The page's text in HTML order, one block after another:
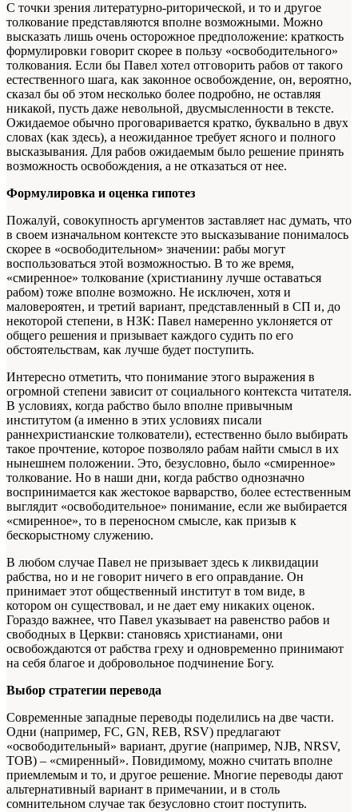
С точки зрения литературно-риторической, и то и другое
толкование представляются вполне возможными. Можно
высказать лишь очень осторожное предположение: краткость
формулировки говорит скорее в пользу «освободительного»
толкования. Если бы Павел хотел отговорить рабов от такого
естественного шага, как законное освобождение, он, вероятно,
сказал бы об этом несколько более подробно, не оставляя
никакой, пусть даже невольной, двусмысленности в тексте.
Ожидаемое обычно проговаривается кратко, буквально в двух
словах (как здесь), а неожиданное требует ясного и полного
высказывания. Для рабов ожидаемым было решение принять
возможность освобождения, а не отказаться от нее.
Формулировка и оценка гипотез
Пожалуй, совокупность аргументов заставляет нас думать, что
в своем изначальном контексте это высказывание понималось
скорее в «освободительном» значении: рабы могут
воспользоваться этой возможностью. В то же время,
«смиренное» толкование (христианину лучше оставаться
рабом) тоже вполне возможно. Не исключен, хотя и
маловероятен, и третий вариант, представленный в СП и, до
некоторой степени, в НЗК: Павел намеренно уклоняется от
общего решения и призывает каждого судить по его
обстоятельствам, как лучше будет поступить.
Интересно отметить, что понимание этого выражения в
огромной степени зависит от социального контекста читателя.
В условиях, когда рабство было вполне привычным
институтом (а именно в этих условиях писали
раннехристианские толкователи), естественно было выбирать
такое прочтение, которое позволяло рабам найти смысл в их
нынешнем положении. Это, безусловно, было «смиренное»
толкование. Но в наши дни, когда рабство однозначно
воспринимается как жестокое варварство, более естественным
выглядит «освободительное» понимание, если же выбирается
«смиренное», то в переносном смысле, как призыв к
бескорыстному служению.
В любом случае Павел не призывает здесь к ликвидации
рабства, но и не говорит ничего в его оправдание. Он
принимает этот общественный институт в том виде, в
котором он существовал, и не дает ему никаких оценок.
Гораздо важнее, что Павел указывает на равенство рабов и
свободных в Церкви: становясь христианами, они
освобождаются от рабства греху и одновременно принимают
на себя благое и добровольное подчинение Богу.
Выбор стратегии перевода
Современные западные переводы поделились на две части.
Одни (например, FC, GN, REB, RSV) предлагают
«освободительный» вариант, другие (например, NJB, NRSV,
ТОВ) – «смиренный». Повидимому, можно считать вполне
приемлемым и то, и другое решение. Многие переводы дают
альтернативный вариант в примечании, и в столь
сомнительном случае так безусловно стоит поступить.